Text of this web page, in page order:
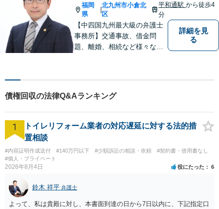
福岡
県
|
北九州市小倉北
区
平和通駅から徒歩4
分
【中四国九州最大級の弁護士
事務所】交通事故、借金問
題、離婚、相続など様々な問
まずはお気軽にご相談くださ
詳細を見
る
債権回収の法律Q&Aランキング
1
トイレリフォーム業者の対応遅延に対する法的措
置相談
#内容証明作成送付 #140万円以下 #少額訴訟の相談・依頼
#契約書・借用書なし
#個人・プライベート
2026年8月4日 役にたった 6
鈴木 祥平 弁護士
よって、私は貴殿に対し、本書面到達の日から7日以内に、下記指定口